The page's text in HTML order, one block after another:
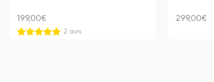
199,00€
2 avis
299,00€